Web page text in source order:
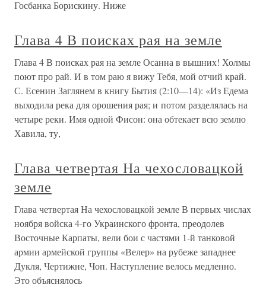
Госбанка Борискину. Ниже
Глава 4 В поисках рая на земле
Глава 4 В поисках рая на земле Осанна в вышних! Холмы
поют про рай. И в том раю я вижу Тебя, мой отчий край.
С. Есенин Заглянем в книгу Бытия (2:10—14): «Из Едема
выходила река для орошения рая; и потом разделялась на
четыре реки. Имя одной Фисон: она обтекает всю землю
Хавила, ту,
Глава четвертая На чехословацкой
земле
Глава четвертая На чехословацкой земле В первых числах
ноября войска 4-го Украинского фронта, преодолев
Восточные Карпаты, вели бои с частями 1-й танковой
армии армейской группы «Велер» на рубеже западнее
Дукля, Чертижне, Чоп. Наступление велось медленно.
Это объяснялось